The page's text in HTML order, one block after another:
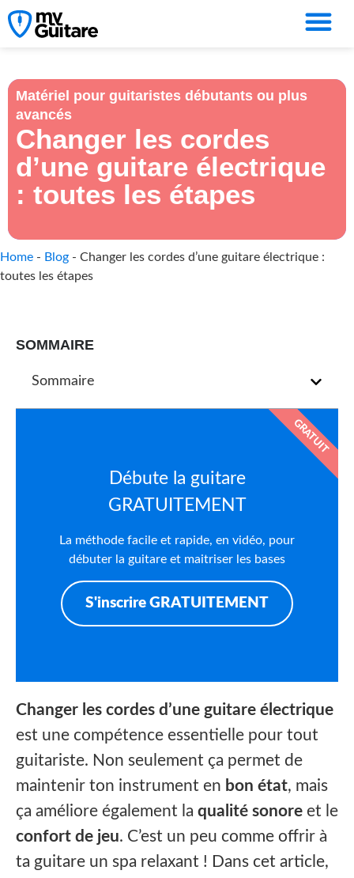
Matériel pour guitaristes débutants ou plus
avancés
Changer les cordes
d’une guitare électrique
: toutes les étapes
Home - Blog - Changer les cordes d’une guitare électrique :
toutes les étapes
SOMMAIRE
Sommaire
Débute la guitare
GRATUITEMENT
La méthode facile et rapide, en vidéo, pour
débuter la guitare et maitriser les bases
S'inscrire GRATUITEMENT
GRATUIT
Changer les cordes d’une guitare électrique
est une compétence essentielle pour tout
guitariste. Non seulement ça permet de
maintenir ton instrument en bon état, mais
ça améliore également la qualité sonore et le
confort de jeu. C’est un peu comme offrir à
ta guitare un spa relaxant ! Dans cet article,